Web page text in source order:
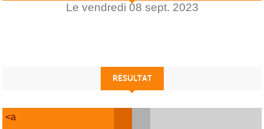
Le vendredi 08 sept. 2023
RÉSULTAT
<a